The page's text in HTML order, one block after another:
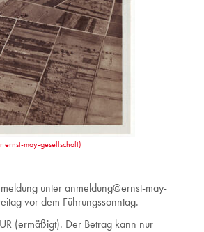
ernst-may-gesellschaft)
unteranmeldung@ernst-may-
vor dem Führungssonntag.
(ermäßigt). Der Betrag kann nur